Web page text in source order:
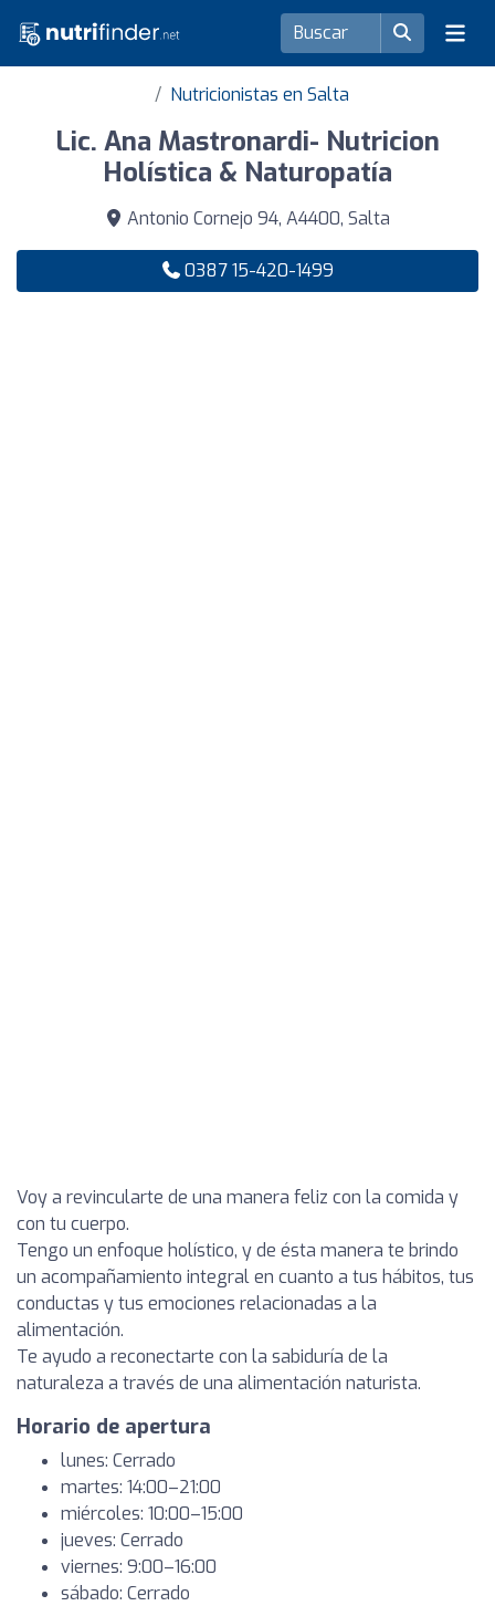
Nutricionistas en Salta
Lic. Ana Mastronardi- Nutricion
Holística & Naturopatía
Antonio Cornejo 94, A4400, Salta
0387 15-420-1499
Voy a revincularte de una manera feliz con la comida y
con tu cuerpo.
Tengo un enfoque holístico, y de ésta manera te brindo
un acompañamiento integral en cuanto a tus hábitos, tus
conductas y tus emociones relacionadas a la
alimentación.
Te ayudo a reconectarte con la sabiduría de la
naturaleza a través de una alimentación naturista.
Horario de apertura
lunes: Cerrado
martes: 14:00–21:00
miércoles: 10:00–15:00
jueves: Cerrado
viernes: 9:00–16:00
sábado: Cerrado